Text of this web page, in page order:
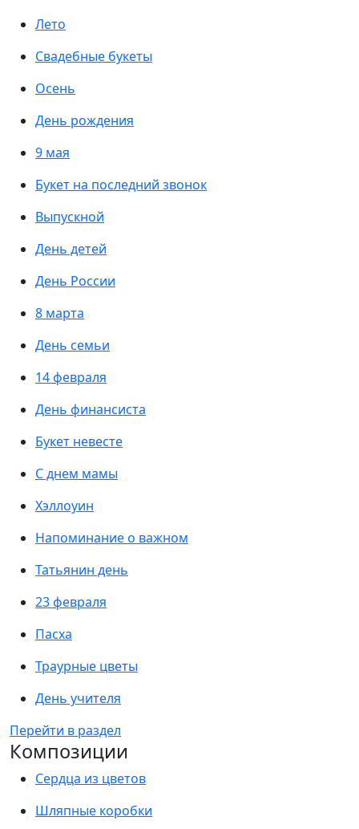
Лето
Свадебные букеты
Осень
День рождения
9 мая
Букет на последний звонок
Выпускной
День детей
День России
8 марта
День семьи
14 февраля
День финансиста
Букет невесте
С днем мамы
Хэллоуин
Напоминание о важном
Татьянин день
23 февраля
Пасха
Траурные цветы
День учителя
Перейти в раздел
Композиции
Сердца из цветов
Шляпные коробки